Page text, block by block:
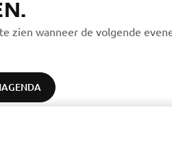
zien wanneer de volgende